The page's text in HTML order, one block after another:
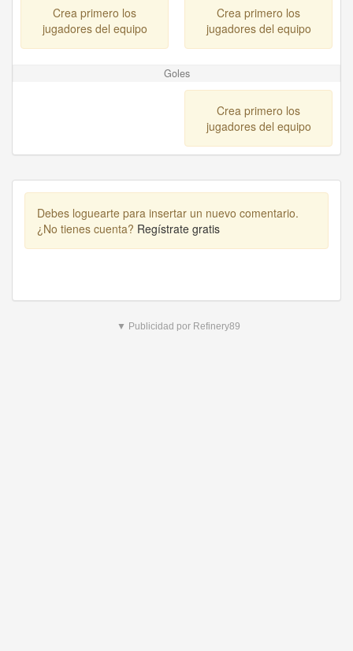
Crea primero los
jugadores del equipo
Crea primero los
jugadores del equipo
Goles
Crea primero los
jugadores del equipo
Debes loguearte para insertar un nuevo comentario.
¿No tienes cuenta? Regístrate gratis
▼ Publicidad por Refinery89